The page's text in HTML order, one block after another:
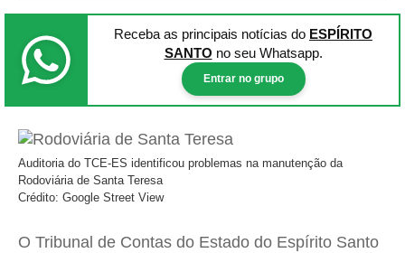
Receba as principais notícias do ESPÍRITO
SANTO no seu Whatsapp.
Entrar no grupo
Auditoria do TCE-ES identificou problemas na manutenção da
Rodoviária de Santa Teresa
Crédito: Google Street View
O Tribunal de Contas do Estado do Espírito Santo